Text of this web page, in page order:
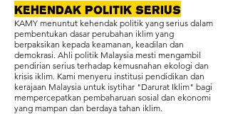
Kehendak politik serius
KAMY menuntut kehendak politik yang serius dalam
pembentukan dasar perubahan iklim yang
berpaksikan kepada keamanan, keadilan dan
demokrasi. Ahli politik Malaysia mesti mengambil
pendirian serius terhadap kemusnahan ekologi dan
krisis iklim. Kami menyeru institusi pendidikan dan
kerajaan Malaysia untuk isytihar "Darurat Iklim" bagi
mempercepatkan pembaharuan sosial dan ekonomi
yang mampan dan berdaya tahan iklim.